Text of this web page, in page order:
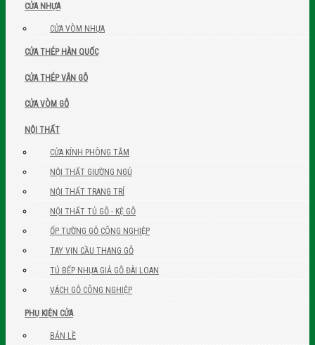
CỬA NHỰA
CỬA VÒM NHỰA
CỬA THÉP HÀN QUỐC
CỬA THÉP VÂN GỖ
CỬA VÒM GỖ
NỘI THẤT
CỬA KÍNH PHÒNG TẮM
NỘI THẤT GIƯỜNG NGỦ
NỘI THẤT TRANG TRÍ
NỘI THẤT TỦ GỖ - KỆ GỖ
ỐP TƯỜNG GỖ CÔNG NGHIỆP
TAY VỊN CẦU THANG GỖ
TỦ BẾP NHỰA GIẢ GỖ ĐÀI LOAN
VÁCH GỖ CÔNG NGHIỆP
PHỤ KIỆN CỬA
BẢN LỀ